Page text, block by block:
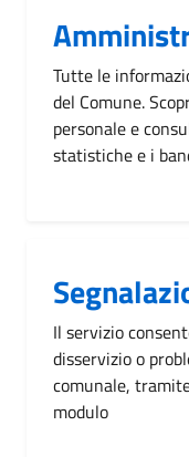
Tutte le
del Comune.
personale e
statistiche e i
Il servizio
disservizio o
comunale,
modulo